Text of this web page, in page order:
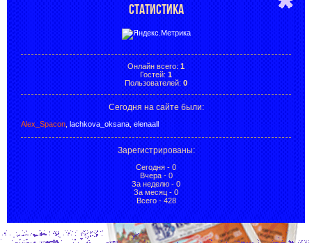
СТАТИСТИКА
Онлайн всего: 1
Гостей: 1
Пользователей: 0
Сегодня на сайте были:
Alex_Spacon lachkova_oksana elenaall
Зарегистрированы:
Сегодня - 0
Вчера - 0
За неделю - 0
За месяц - 0
Всего - 428